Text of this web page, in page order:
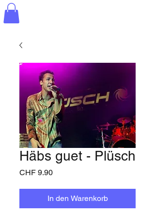
Häbs guet - Plüsch
CHF 9.90Preis
In den Warenkorb